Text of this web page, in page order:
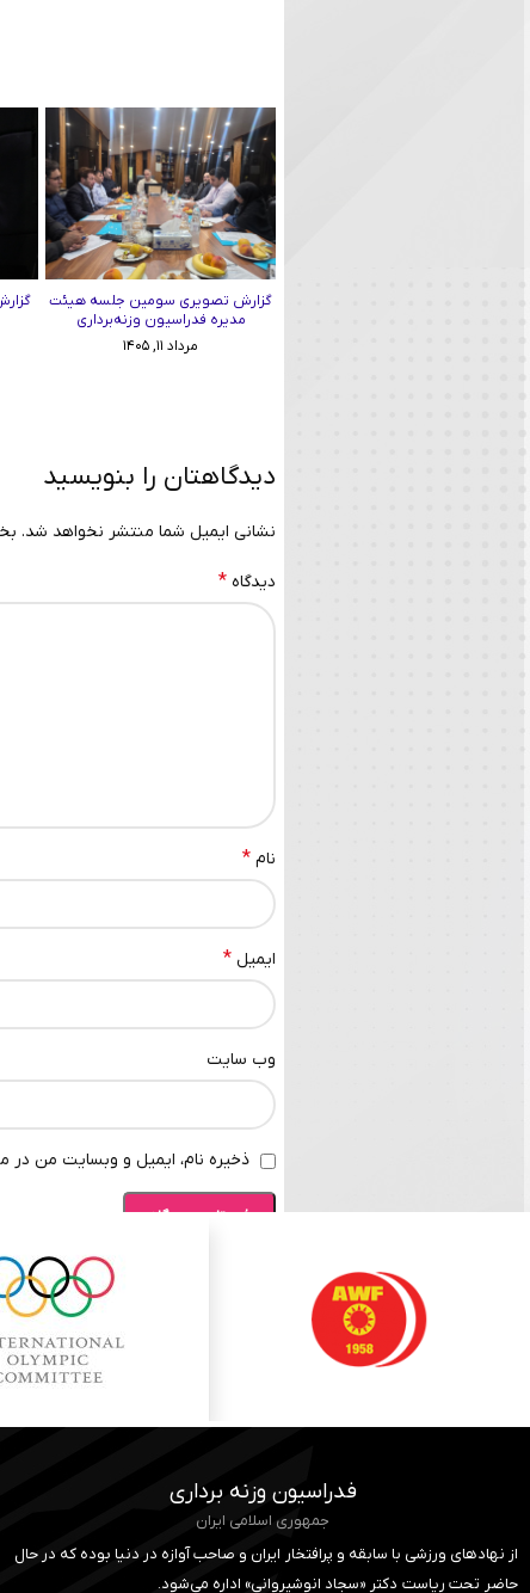
گزارش تصویری سومین جلسه هیئت
مدیره فدراسیون وزنه‌برداری
مرداد ۱۱, ۱۴۰۵
دیدگاهتان را بنویسید
نشانی ایمیل شما منتشر نخواهد شد.
دیدگاه *
نام *
ایمیل *
وب‌ سایت
ذخیره نام، ایمیل و وبسایت من در
فدراسیون وزنه برداری
جمهوری اسلامی ایران
از نهادهای ورزشی با سابقه و پرافتخار ایران و صاحب آوازه در دنیا بوده که در حال
حاضر تحت ریاست دکتر «سجاد انوشیروانی» اداره می‌شود.